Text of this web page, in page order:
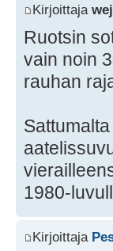
Kirjoittaja
Ruotsin
vain noin
rauhan
1980-
Kirjoittaja